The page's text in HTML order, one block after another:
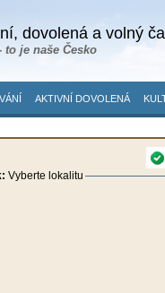
dovolená a volný
to je naše Česko
AKTIVNÍ DOVOLENÁ
Vyberte lokalitu